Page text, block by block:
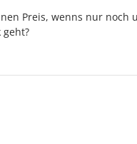
Preis, wenns nur noch